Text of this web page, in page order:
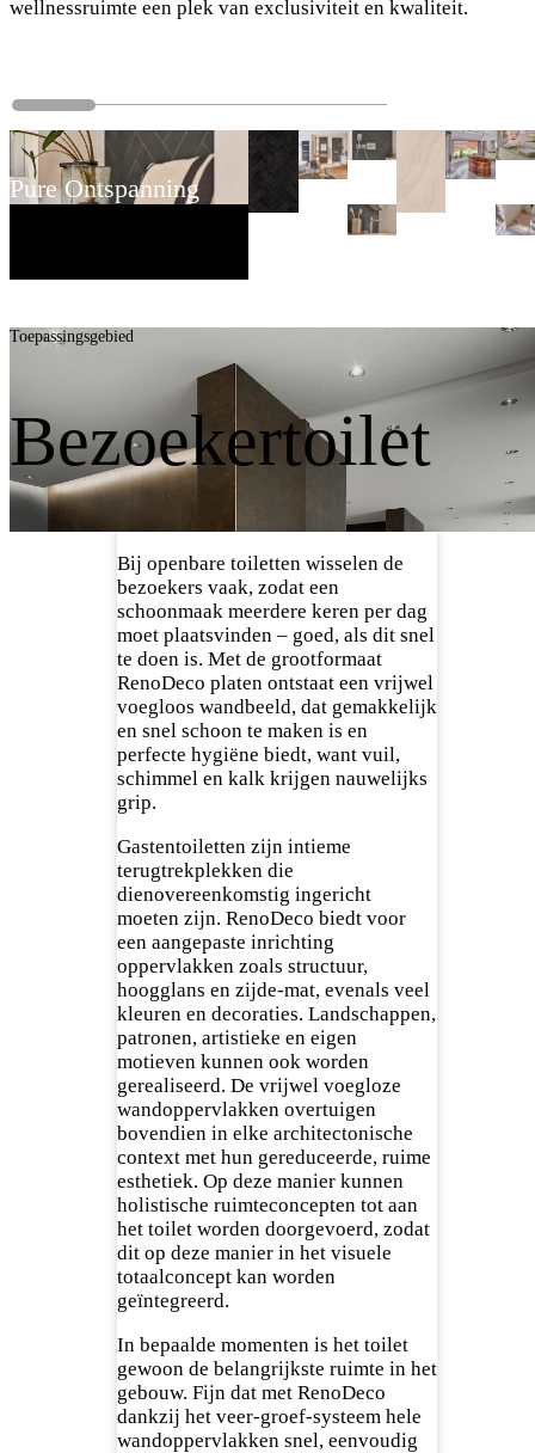
wellnessruimte een plek van exclusiviteit en kwaliteit.
Pure Ontspanning
Toepassingsgebied
Bezoekertoilet
Bij openbare toiletten wisselen de
bezoekers vaak, zodat een
schoonmaak meerdere keren per dag
moet plaatsvinden – goed, als dit snel
te doen is. Met de grootformaat
RenoDeco platen ontstaat een vrijwel
voegloos wandbeeld, dat gemakkelijk
en snel schoon te maken is en
perfecte hygiëne biedt, want vuil,
schimmel en kalk krijgen nauwelijks
grip.
Gastentoiletten zijn intieme
terugtrekplekken die
dienovereenkomstig ingericht
moeten zijn. RenoDeco biedt voor
een aangepaste inrichting
oppervlakken zoals structuur,
hoogglans en zijde-mat, evenals veel
kleuren en decoraties. Landschappen,
patronen, artistieke en eigen
motieven kunnen ook worden
gerealiseerd. De vrijwel voegloze
wandoppervlakken overtuigen
bovendien in elke architectonische
context met hun gereduceerde, ruime
esthetiek. Op deze manier kunnen
holistische ruimteconcepten tot aan
het toilet worden doorgevoerd, zodat
dit op deze manier in het visuele
totaalconcept kan worden
geïntegreerd.
In bepaalde momenten is het toilet
gewoon de belangrijkste ruimte in het
gebouw. Fijn dat met RenoDeco
dankzij het veer-groef-systeem hele
wandoppervlakken snel, eenvoudig